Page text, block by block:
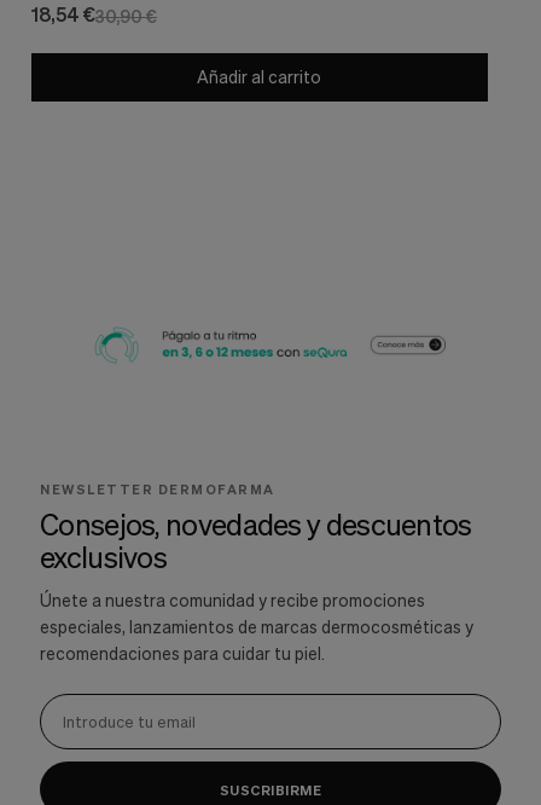
30,90 €
18,54 €
Añadir al carrito
NEWSLETTER DERMOFARMA
Consejos, novedades y descuentos
exclusivos
Únete a nuestra comunidad y recibe promociones
especiales, lanzamientos de marcas dermocosméticas y
recomendaciones para cuidar tu piel.
SUSCRIBIRME